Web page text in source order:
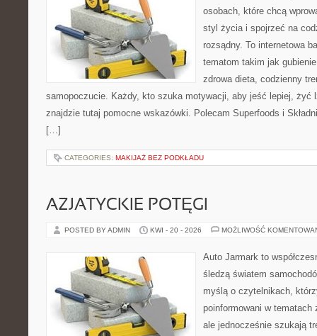
osobach, które chcą
styl życia i spojrzeć na
rozsądny. To internetowa
tematom takim jak
zdrowa dieta, codzienny
samopoczucie. Każdy, kto szuka motywacji, aby jeść lepiej, żyć
znajdzie tutaj pomocne wskazówki. Polecam Superfoods i
[…]
CATEGORIES: MAKIJAŻ BEZ PODKŁADU
AZJATYCKIE POTĘGI
POSTED BY ADMIN KWI - 20 - 2026 MOŻLIWOŚĆ
Auto Jarmark to
śledzą światem
myślą o czytelnikach,
poinformowani w
ale jednocześnie szukają